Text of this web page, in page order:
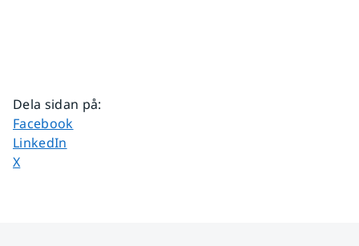
Dela sidan på:
Dela sidan på
Facebook
Dela sidan på
LinkedIn
Dela sidan på
X